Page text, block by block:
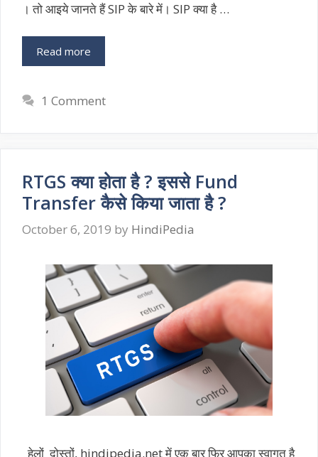
। तो आइये जानते हैं SIP के बारे में। SIP क्या है …
Read more
1 Comment
RTGS क्या होता है ? इससे Fund
Transfer कैसे किया जाता है ?
October 6, 2019 by HindiPedia
हेलों दोस्तों, hindipedia.net में एक बार फिर आपका स्वागत है